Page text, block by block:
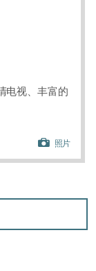
与外界保
过深思熟
收看卫星
品、舒适
人员和见
为您提供所
电视、丰富的
照片